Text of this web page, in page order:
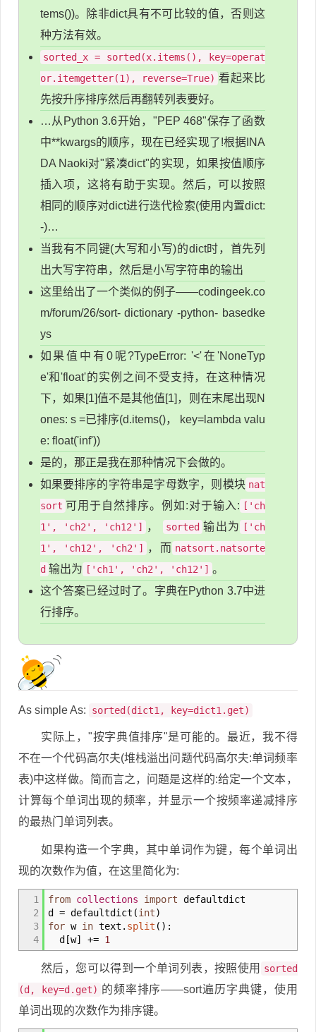
tems())。除非dict具有不可比较的值，否则这
种方法有效。
sorted_x = sorted(x.items(), key=operat
or.itemgetter(1), reverse=True) 看起来比
先按升序排序然后再翻转列表要好。
…从Python 3.6开始，"PEP 468"保存了函数
中**kwargs的顺序，现在已经实现了!根据INA
DA Naoki对"紧凑dict"的实现，如果按值顺序
插入项，这将有助于实现。然后，可以按照
相同的顺序对dict进行迭代检索(使用内置dict:
-)…
当我有不同键(大写和小写)的dict时，首先列
出大写字符串，然后是小写字符串的输出
这里给出了一个类似的例子——codingeek.co
m/forum/26/sort- dictionary -python- basedke
ys
如果值中有0呢?TypeError: '<'在'NoneTyp
e'和'float'的实例之间不受支持，在这种情况
下，如果[1]值不是其他值[1]，则在末尾出现N
ones: s =已排序(d.items()， key=lambda valu
e: float('inf'))
是的，那正是我在那种情况下会做的。
如果要排序的字符串是字母数字，则模块 nat
sort 可用于自然排序。例如:对于输入: ['ch
1', 'ch2', 'ch12'] ， sorted 输出为 ['ch
1', 'ch12', 'ch2'] ，而 natsort.natsorte
d 输出为 ['ch1', 'ch2', 'ch12'] 。
这个答案已经过时了。字典在Python 3.7中进
行排序。
As simple As: sorted(dict1, key=dict1.get)
实际上，"按字典值排序"是可能的。最近，我不得
不在一个代码高尔夫(堆栈溢出问题代码高尔夫:单词频率
表)中这样做。简而言之，问题是这样的:给定一个文本，
计算每个单词出现的频率，并显示一个按频率递减排序
的最热门单词列表。
如果构造一个字典，其中单词作为键，每个单词出
现的次数作为值，在这里简化为:
1
2
3
4
from collections import defaultdict
d = defaultdict (int)
for w in text. split ( ) :
d [w] += 1
然后，您可以得到一个单词列表，按照使用 sorted
(d, key=d.get) 的频率排序——sort遍历字典键，使用
单词出现的次数作为排序键。